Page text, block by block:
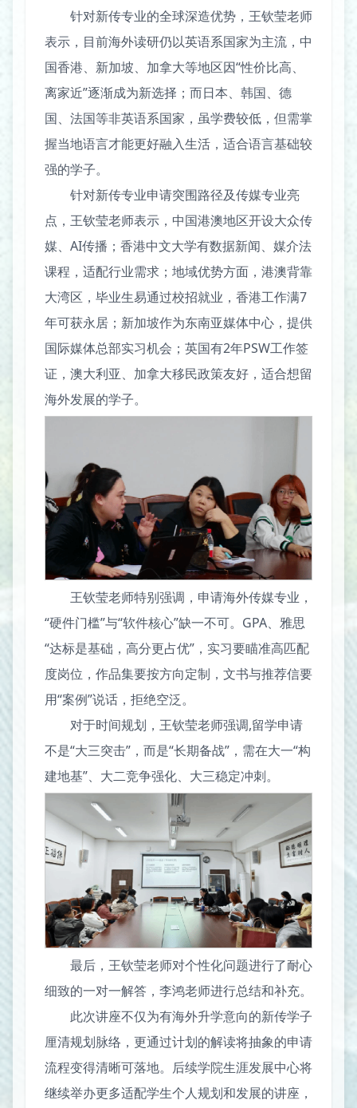
针对新传专业的全球深造优势，王钦莹老师
表示，目前海外读研仍以英语系国家为主流，中
国香港、新加坡、加拿大等地区因“性价比高、
离家近”逐渐成为新选择；而日本、韩国、德
国、法国等非英语系国家，虽学费较低，但需掌
握当地语言才能更好融入生活，适合语言基础较
强的学子。
针对新传专业申请突围路径及传媒专业亮
点，王钦莹老师表示，中国港澳地区开设大众传
媒、AI传播；香港中文大学有数据新闻、媒介法
课程，适配行业需求；地域优势方面，港澳背靠
大湾区，毕业生易通过校招就业，香港工作满7
年可获永居；新加坡作为东南亚媒体中心，提供
国际媒体总部实习机会；英国有2年PSW工作签
证，澳大利亚、加拿大移民政策友好，适合想留
海外发展的学子。
王钦莹老师特别强调，申请海外传媒专业，
“硬件门槛”与“软件核心”缺一不可。GPA、雅思
“达标是基础，高分更占优”，实习要瞄准高匹配
度岗位，作品集要按方向定制，文书与推荐信要
用“案例”说话，拒绝空泛。
对于时间规划，王钦莹老师强调,留学申请
不是“大三突击”，而是“长期备战”，需在大一“构
建地基”、大二竞争强化、大三稳定冲刺。
最后，王钦莹老师对个性化问题进行了耐心
细致的一对一解答，李鸿老师进行总结和补充。
此次讲座不仅为有海外升学意向的新传学子
厘清规划脉络，更通过计划的解读将抽象的申请
流程变得清晰可落地。后续学院生涯发展中心将
继续举办更多适配学生个人规划和发展的讲座，